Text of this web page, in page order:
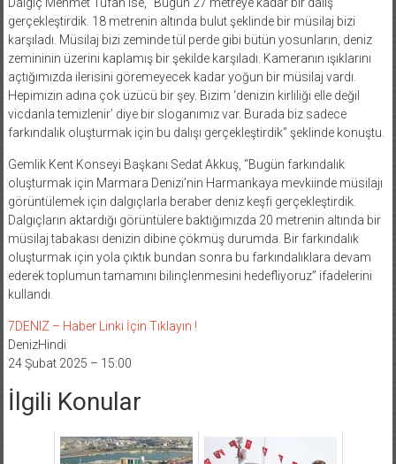
gerçekleştirdik. 18 metrenin altında bulut şeklinde bir müsilaj bizi
karşıladı. Müsilaj bizi zeminde tül perde gibi bütün yosunların, deniz
zemininin üzerini kaplamış bir şekilde karşıladı. Kameranın ışıklarını
açtığımızda ilerisini göremeyecek kadar yoğun bir müsilaj vardı.
Hepimizin adına çok üzücü bir şey. Bizim ‘denizin kirliliği elle değil
vicdanla temizlenir’ diye bir sloganımız var. Burada biz sadece
farkındalık oluşturmak için bu dalışı gerçekleştirdik” şeklinde konuştu.
Gemlik Kent Konseyi Başkanı Sedat Akkuş, “Bugün farkındalık
oluşturmak için Marmara Denizi’nin Harmankaya mevkiinde müsilajı
görüntülemek için dalgıçlarla beraber deniz keşfi gerçekleştirdik.
Dalgıçların aktardığı görüntülere baktığımızda 20 metrenin altında bir
müsilaj tabakası denizin dibine çökmüş durumda. Bir farkındalık
oluşturmak için yola çıktık bundan sonra bu farkındalıklara devam
ederek toplumun tamamını bilinçlenmesini hedefliyoruz” ifadelerini
kullandı.
7DENIZ – Haber Linki İçin Tıklayın !
DenizHindi
24 Şubat 2025 – 15:00
İlgili Konular